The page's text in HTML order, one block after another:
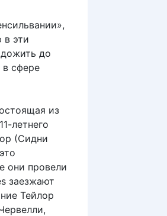
в эти
до
в сфере
из
летнего
(Сидни
они провели
заезжают
Тейлор